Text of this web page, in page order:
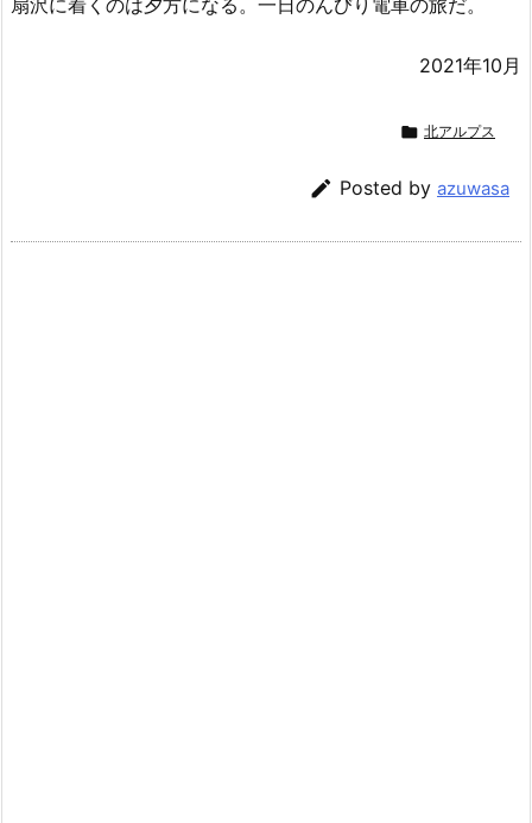
扇沢に着くのは夕方になる。一日のんびり電車の旅だ。
2021年10月
 北アルプス
 Posted by azuwasa